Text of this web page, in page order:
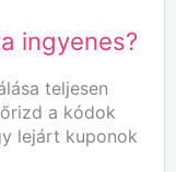
ingyenes?
teljesen
a kódok
lejárt kuponok